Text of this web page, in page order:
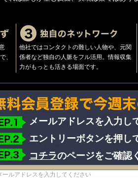
、
他社ではコンタクトの難しい人物や、元関
係者など独自の人脈をフル活用。情報収集
力がもっとも活きる場面です。
メールアドレスを入力し
エントリーボタンを押し
コチラのページをご確認